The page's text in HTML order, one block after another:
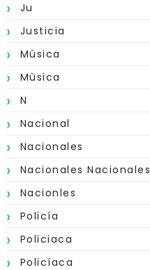
Ju
Justicia
Música
Mùsica
N
Nacional
Nacionales
Nacionales Nacionales
Nacionles
Policía
Policiaca
Policíaca